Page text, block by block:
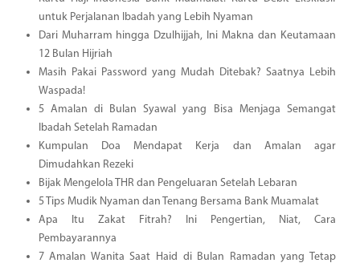
untuk Perjalanan Ibadah yang Lebih Nyaman
Dari Muharram hingga Dzulhijjah, Ini Makna dan Keutamaan
12 Bulan Hijriah
Masih Pakai Password yang Mudah Ditebak? Saatnya Lebih
Waspada!
5 Amalan di Bulan Syawal yang Bisa Menjaga Semangat
Ibadah Setelah Ramadan
Kumpulan Doa Mendapat Kerja dan Amalan agar
Dimudahkan Rezeki
Bijak Mengelola THR dan Pengeluaran Setelah Lebaran
5 Tips Mudik Nyaman dan Tenang Bersama Bank Muamalat
Apa Itu Zakat Fitrah? Ini Pengertian, Niat, Cara
Pembayarannya
7 Amalan Wanita Saat Haid di Bulan Ramadan yang Tetap